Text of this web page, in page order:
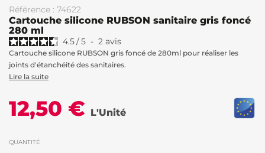
Référence : 74622
Cartouche silicone RUBSON sanitaire gris foncé
280 ml
4.5/5 - 2 avis
Cartouche silicone RUBSON gris foncé de 280ml pour réaliser les
joints d'étanchéité des sanitaires.
Lire la suite
12,50 € L'Unité
QUANTITÉ